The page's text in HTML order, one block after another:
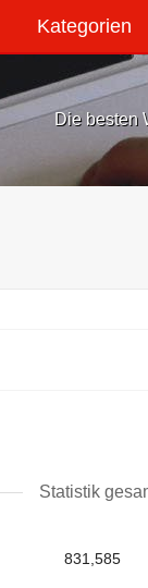
Kategorien
Die besten
Statistik
831,585